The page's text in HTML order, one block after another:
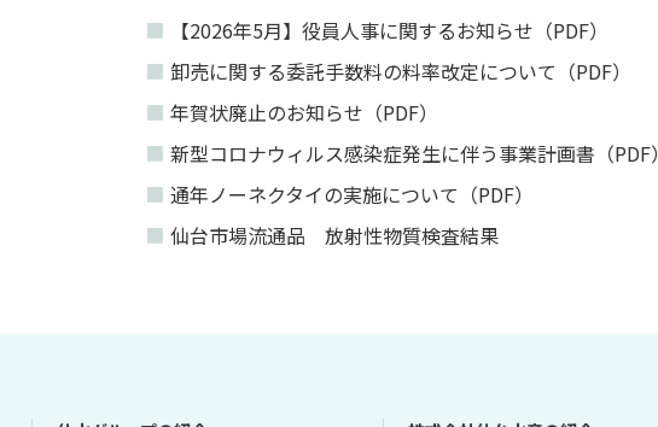
■
【2026年5月】役員人事に関するお知らせ（PDF）
■ 卸売に関する委託手数料の料率改定について（PDF）
■ 年賀状廃止のお知らせ（PDF）
■ 新型コロナウィルス感染症発生に伴う事業計画書（PDF）
■ 通年ノーネクタイの実施について（PDF）
■ 仙台市場流通品 放射性物質検査結果